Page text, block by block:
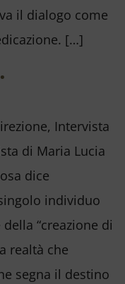
il dialogo come
[…]
Intervista
di Maria Lucia
dice
individuo
“creazione di
realtà che
segna il destino